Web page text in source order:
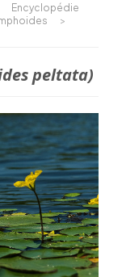
Encyclopédie
>
peltata)